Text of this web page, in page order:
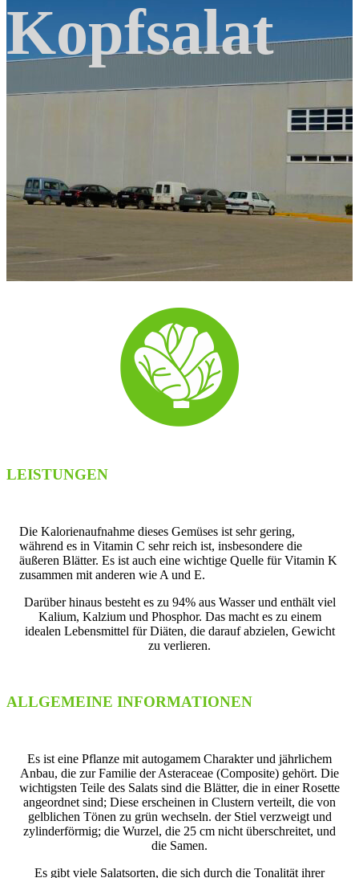
Kopfsalat
LEISTUNGEN
Die Kalorienaufnahme dieses Gemüses ist sehr gering,
während es in Vitamin C sehr reich ist, insbesondere die
äußeren Blätter. Es ist auch eine wichtige Quelle für Vitamin K
zusammen mit anderen wie A und E.
Darüber hinaus besteht es zu 94% aus Wasser und enthält viel
Kalium, Kalzium und Phosphor. Das macht es zu einem
idealen Lebensmittel für Diäten, die darauf abzielen, Gewicht
zu verlieren.
ALLGEMEINE INFORMATIONEN
Es ist eine Pflanze mit autogamem Charakter und jährlichem
Anbau, die zur Familie der Asteraceae (Composite) gehört. Die
wichtigsten Teile des Salats sind die Blätter, die in einer Rosette
angeordnet sind; Diese erscheinen in Clustern verteilt, die von
gelblichen Tönen zu grün wechseln. der Stiel verzweigt und
zylinderförmig; die Wurzel, die 25 cm nicht überschreitet, und
die Samen.
Es gibt viele Salatsorten, die sich durch die Tonalität ihrer